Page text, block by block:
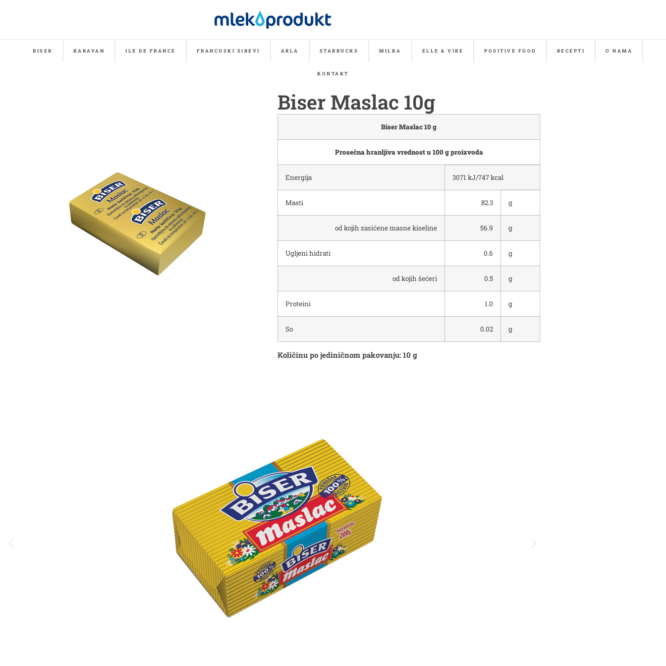
BISER KARAVAN ILE DE FRANCE FRANCUSKI SIREVI ARLA STARBUCKS MILKA ELLE & VIRE POSITIVE FOOD RECEPTI O NAMA
KONTAKT
Biser Maslac 10g
Biser Maslac 10 g
Prosečna hranljiva vrednost u 100 g proizvoda
Energija 3071 kJ/747 kcal
Masti 82.3 g
od kojih zasićene masne kiseline 56.9 g
Ugljeni hidrati 0.6 g
od kojih šećeri 0.5 g
Proteini 1.0 g
So 0.02 g
Količinu po jediničnom pakovanju: 10 g